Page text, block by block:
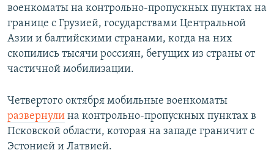
военкоматы на контрольно-пропускных пунктах на
границе с Грузией, государствами Центральной
Азии и балтийскими странами, когда на них
скопились тысячи россиян, бегущих из страны от
частичной мобилизации.
Четвертого октября мобильные военкоматы
развернули на контрольно-пропускных пунктах в
Псковской области, которая на западе граничит с
Эстонией и Латвией.